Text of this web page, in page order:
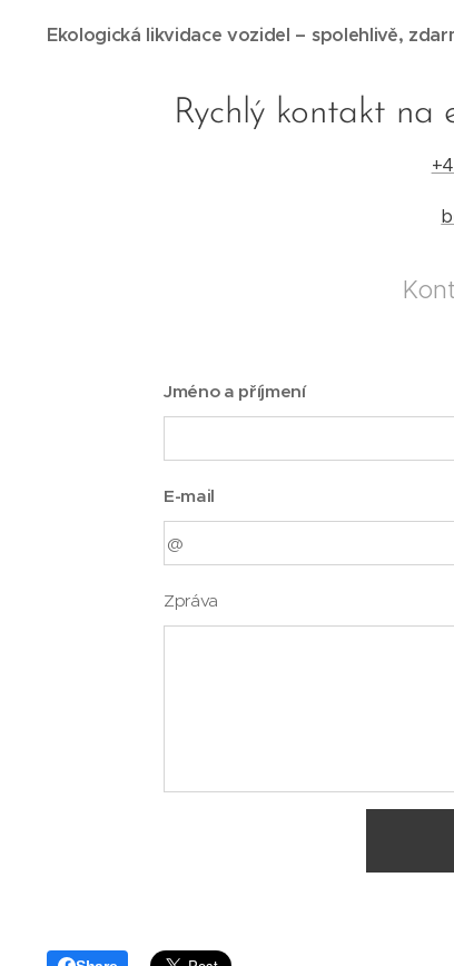
Ekologická likvidace vozidel – spolehlivě,
Rychlý kontakt na
Jméno a příjmení
E-mail
Zpráva